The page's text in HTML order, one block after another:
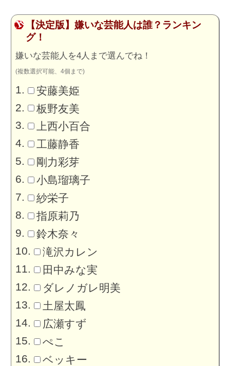
【決定版】嫌いな芸能人は誰？ランキン
グ！
嫌いな芸能人を4人まで選んでね！
(複数選択可能、4個まで)
安藤美姫
板野友美
上西小百合
工藤静香
剛力彩芽
小島瑠璃子
紗栄子
指原莉乃
鈴木奈々
滝沢カレン
田中みな実
ダレノガレ明美
土屋太鳳
広瀬すず
ぺこ
ベッキー